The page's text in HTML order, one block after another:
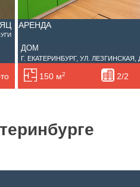
АРЕНДА
ДОМ
Г. ЕКАТЕРИНБУРГ, УЛ. ЛЕЗГИНСКАЯ,
150 м2 2/2